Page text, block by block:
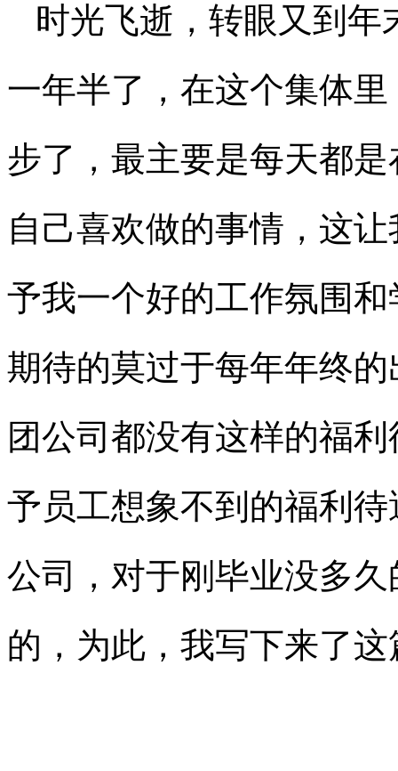
时光飞逝，转眼又到
一年半了，在这个集体
步了，最主要是每天都
自己喜欢做的事情，这
予我一个好的工作氛围
期待的莫过于每年年终
团公司都没有这样的福
予员工想象不到的福利
公司，对于刚毕业没多
的，为此，我写下来了